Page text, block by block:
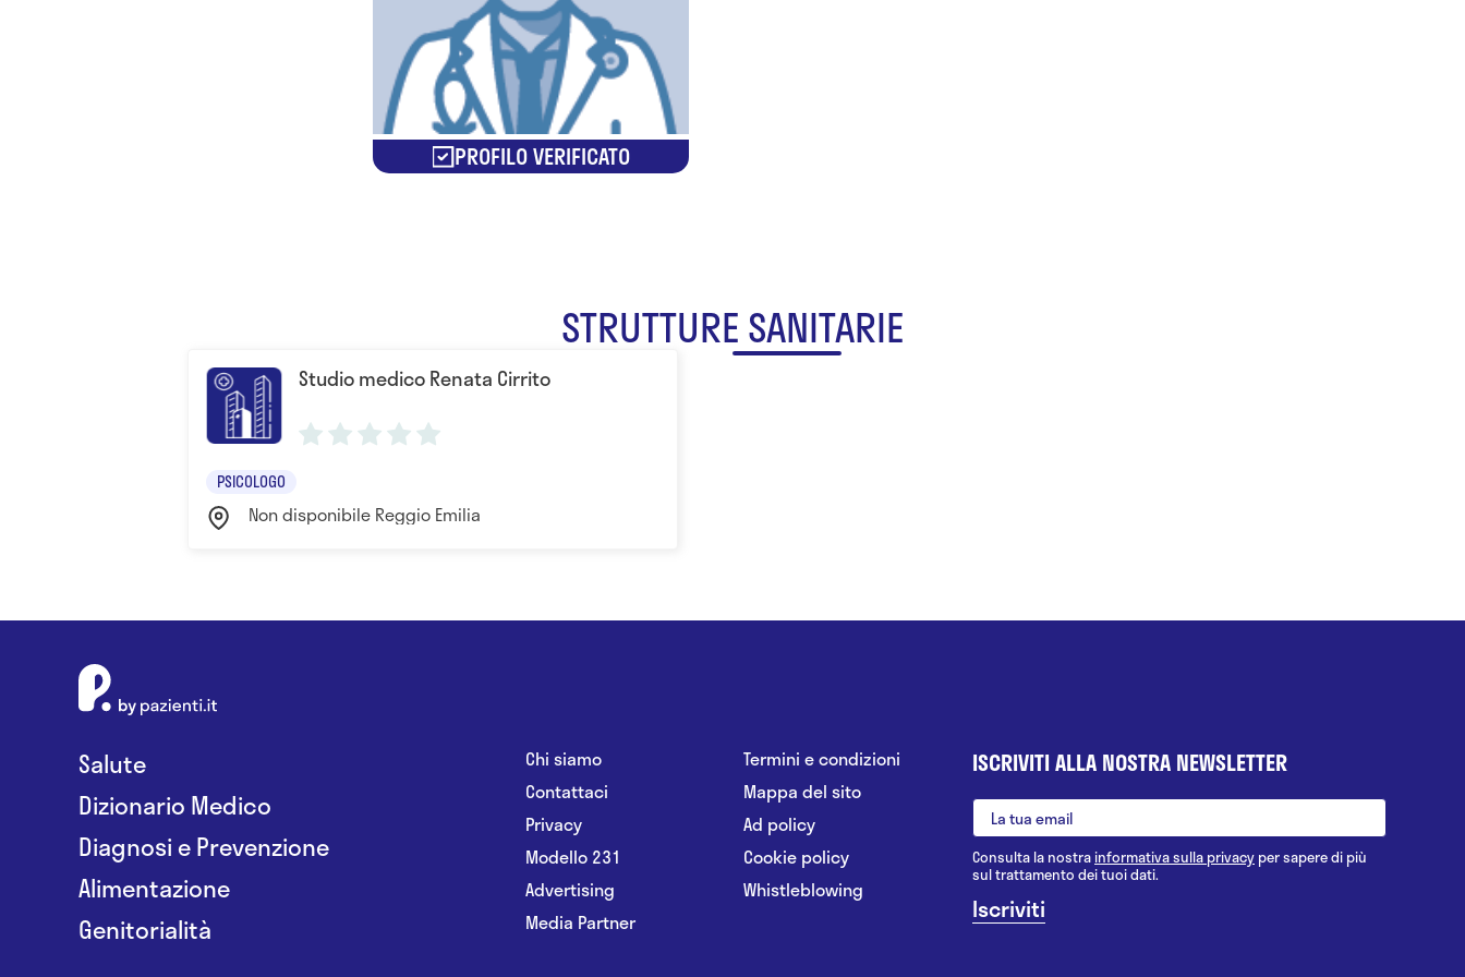
PROFILO VERIFICATO
STRUTTURE SANITARIE
Studio medico Renata Cirrito
PSICOLOGO
Non disponibile Reggio Emilia
Salute
Dizionario Medico
Diagnosi e Prevenzione
Alimentazione
Genitorialità
Chi siamo
Contattaci
Privacy
Modello 231
Advertising
Media Partner
Termini e condizioni
Mappa del sito
Ad policy
Cookie policy
Whistleblowing
ISCRIVITI ALLA NOSTRA NEWSLETTER
Consulta la nostrainformativa sulla privacy per sapere di più
sul trattamento dei tuoi dati.